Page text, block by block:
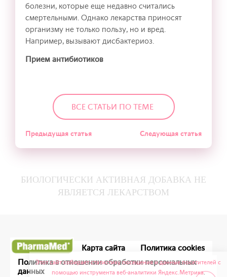
болезни, которые еще недавно считались
смертельными. Однако лекарства приносят
организму не только пользу, но и вред.
Например, вызывают дисбактериоз.
Прием антибиотиков
ВСЕ СТАТЬИ ПО ТЕМЕ
Предыдущая статья Следующая статья
БИОЛОГИЧЕСКИ АКТИВНАЯ ДОБАВКА НЕ
ЯВЛЯЕТСЯ ЛЕКАРСТВОМ
Карта сайта
Политика cookies
Политика в отношении обработки персональных
данных
Этот сайт собирает статистику посещения и данные посетителей с
помощью инструмента веб-аналитики Яндекс.Метрика.